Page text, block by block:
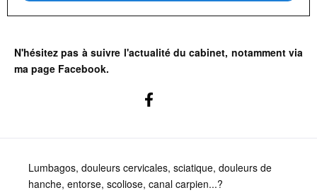
N'hésitez pas à suivre l'actualité du cabinet, notamment via
ma page Facebook.
Lumbagos, douleurs cervicales, sciatique, douleurs de
hanche, entorse, scoliose, canal carpien...?